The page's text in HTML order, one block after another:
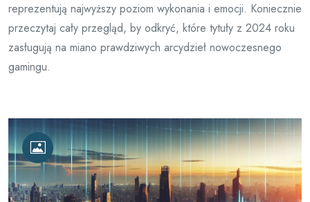
reprezentują najwyższy poziom wykonania i emocji. Koniecznie
przeczytaj cały przegląd, by odkryć, które tytuły z 2024 roku
zasługują na miano prawdziwych arcydzieł nowoczesnego
gamingu.